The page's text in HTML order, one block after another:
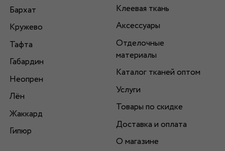
Бархат
Кружево
Тафта
Габардин
Неопрен
Лён
Жаккард
Гипюр
Клеевая ткань
Аксессуары
Отделочные
материалы
Каталог тканей оптом
Услуги
Товары по скидке
Доставка и оплата
О магазине